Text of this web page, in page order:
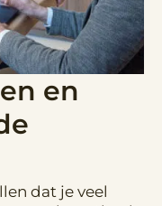
en
dat je veel